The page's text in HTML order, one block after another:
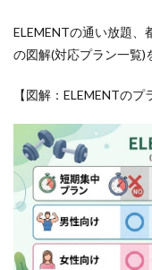
ELEMENTの通い放題、
の図解(対応プラン一覧)
【図解：ELEMENTのプ